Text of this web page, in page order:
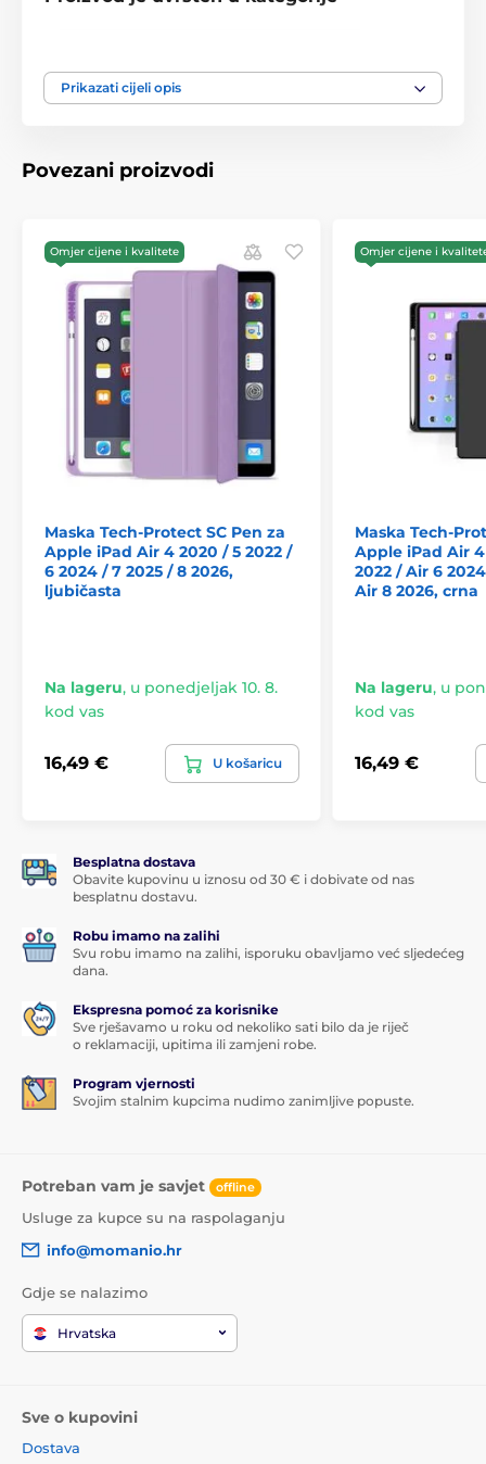
iPad Pro 11, 2018 / 2020
Prikazati cijeli opis
Povezani proizvodi
Omjer cijene i kvalitete
Maska Tech-Protect SC Pen za
Apple iPad Air 4 2020 / 5 2022 /
6 2024 / 7 2025 / 8 2026,
ljubičasta
Na lageru, u ponedjeljak 10. 8.
kod vas
16,49 € U košaricu
Omjer cijene i
Maska Tech-
Apple iPad Air
2022 / Air 6
Air 8 2026, crna
Na lageru, u
kod vas
16,49 €
Besplatna dostava
Obavite kupovinu u iznosu od 30 € i dobivate od nas
besplatnu dostavu.
Robu imamo na zalihi
Svu robu imamo na zalihi, isporuku obavljamo već sljedećeg
dana.
Ekspresna pomoć za korisnike
Sve rješavamo u roku od nekoliko sati bilo da je riječ
o reklamaciji, upitima ili zamjeni robe.
Program vjernosti
Svojim stalnim kupcima nudimo zanimljive popuste.
Potreban vam je savjet offline
Usluge za kupce su na raspolaganju
info@momanio.hr
Gdje se nalazimo
Hrvatska
Sve o kupovini
Dostava